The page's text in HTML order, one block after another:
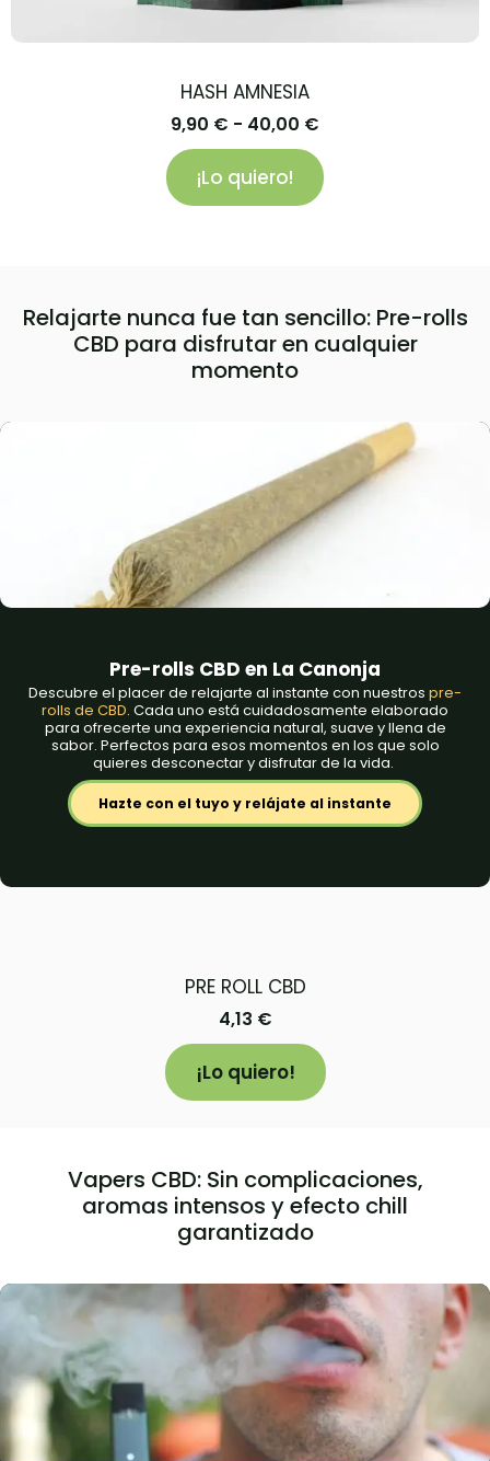
HASH AMNESIA
9,90 € - 40,00 €
¡Lo quiero!
Relajarte nunca fue tan sencillo: Pre-rolls
CBD para disfrutar en cualquier
momento
Pre-rolls CBD en La Canonja
Descubre el placer de relajarte al instante con nuestros pre-
rolls de CBD. Cada uno está cuidadosamente elaborado
para ofrecerte una experiencia natural, suave y llena de
sabor. Perfectos para esos momentos en los que solo
quieres desconectar y disfrutar de la vida.
Hazte con el tuyo y relájate al instante
PRE ROLL CBD
4,13 €
¡Lo quiero!
Vapers CBD: Sin complicaciones,
aromas intensos y efecto chill
garantizado